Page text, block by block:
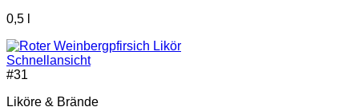
0,5
Schnellansicht
#31
Liköre & Brände